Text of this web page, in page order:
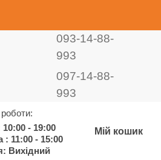
093-14-88-
993
097-14-88-
993
- 19:00
: 11:00 - 15:00
Вихідний
Мій кошик